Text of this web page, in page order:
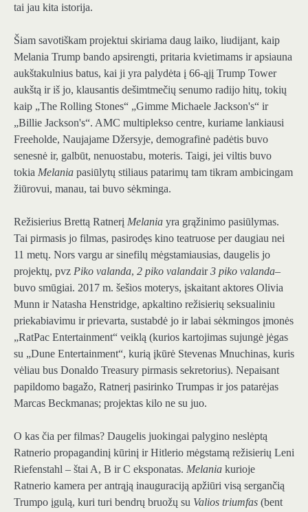
tai jau kita istorija.
Šiam savotiškam projektui skiriama daug laiko, liudijant, kaip
Melania Trump bando apsirengti, pritaria kvietimams ir apsiauna
aukštakulnius batus, kai ji yra palydėta į 66-ąjį Trump Tower
aukštą ir iš jo, klausantis dešimtmečių senumo radijo hitų, tokių
kaip „The Rolling Stones“ „Gimme Michaele Jackson's“ ir
„Billie Jackson's“. AMC multiplekso centre, kuriame lankiausi
Freeholde, Naujajame Džersyje, demografinė padėtis buvo
senesnė ir, galbūt, nenuostabu, moteris. Taigi, jei viltis buvo
tokia Melania pasiūlytų stiliaus patarimų tam tikram ambicingam
žiūrovui, manau, tai buvo sėkminga.
Režisierius Brettą Ratnerį Melania yra grąžinimo pasiūlymas.
Tai pirmasis jo filmas, pasirodęs kino teatruose per daugiau nei
11 metų. Nors vargu ar sinefilų mėgstamiausias, daugelis jo
projektų, pvz Piko valanda, 2 piko valandair3 piko valanda–
buvo smūgiai. 2017 m. šešios moterys, įskaitant aktores Olivia
Munn ir Natasha Henstridge, apkaltino režisierių seksualiniu
priekabiavimu ir prievarta, sustabdė jo ir labai sėkmingos įmonės
„RatPac Entertainment“ veiklą (kurios kartojimas sujungė jėgas
su „Dune Entertainment“, kurią įkūrė Stevenas Mnuchinas, kuris
vėliau bus Donaldo Treasury pirmasis sekretorius). Nepaisant
papildomo bagažo, Ratnerį pasirinko Trumpas ir jos patarėjas
Marcas Beckmanas; projektas kilo ne su juo.
O kas čia per filmas? Daugelis juokingai palygino neslėptą
Ratnerio propagandinį kūrinį ir Hitlerio mėgstamą režisierių Leni
Riefenstahl – štai A, B ir C eksponatas. Melania kurioje
Ratnerio kamera per antrąją inauguraciją apžiūri visą sergančią
Trumpo įgulą, kuri turi bendrų bruožų su Valios triumfas (bent